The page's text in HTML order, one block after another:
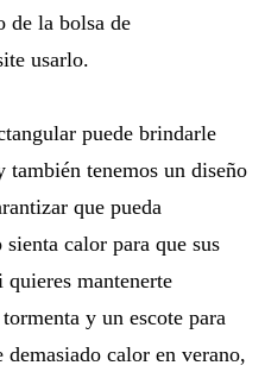
de la bolsa de
usarlo.
puede brindarle
tenemos un diseño
que pueda
calor para que sus
quieres mantenerte
y un escote para
calor en verano,